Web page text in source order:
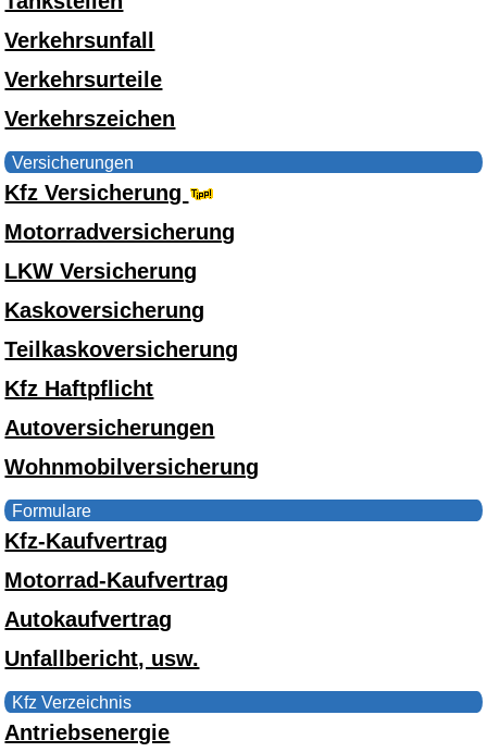
Verkehrsunfall
Verkehrsurteile
Verkehrszeichen
Versicherungen
Kfz Versicherung
Motorradversicherung
LKW Versicherung
Kaskoversicherung
Teilkaskoversicherung
Kfz Haftpflicht
Autoversicherungen
Wohnmobilversicherung
Formulare
Kfz-Kaufvertrag
Motorrad-Kaufvertrag
Autokaufvertrag
Unfallbericht, usw.
Kfz Verzeichnis
Antriebsenergie